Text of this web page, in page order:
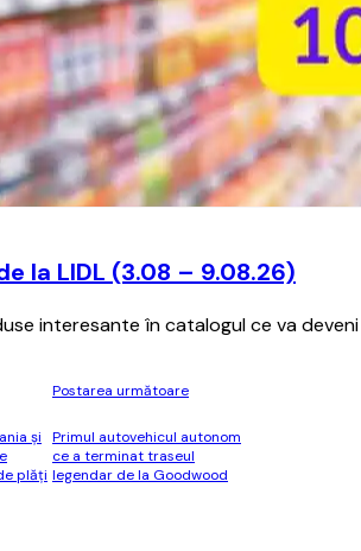
la LIDL (3.08 – 9.08.26)
interesante în catalogul ce va
şi
plăţi
Postarea următoare
Primul autovehicul autonom
ce a terminat traseul
legendar de la Goodwood